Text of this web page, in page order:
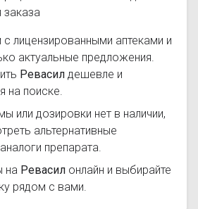
лицензированными аптеками и
актуальные предложения.
Ревасил дешевле и
на поиске.
или дозировки нет в наличии,
альтернативные
препарата.
на Ревасил онлайн и выбирайте
рядом с вами.